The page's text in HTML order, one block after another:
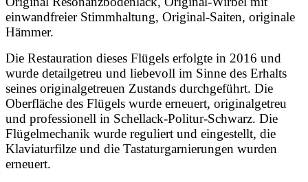
einwandfreier Stimmhaltung, Original-Saiten, originale
Hämmer.
Die Restauration dieses Flügels erfolgte in 2016 und
wurde detailgetreu und liebevoll im Sinne des Erhalts
seines originalgetreuen Zustands durchgeführt. Die
Oberfläche des Flügels wurde erneuert, originalgetreu
und professionell in Schellack-Politur-Schwarz. Die
Flügelmechanik wurde reguliert und eingestellt, die
Klaviaturfilze und die Tastaturgarnierungen wurden
erneuert.